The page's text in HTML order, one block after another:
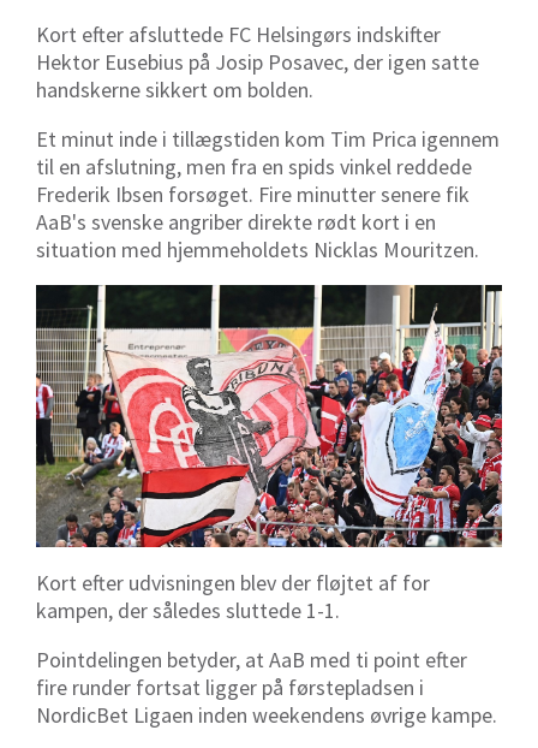
Kort efter afsluttede FC Helsingørs indskifter
Hektor Eusebius på Josip Posavec, der igen satte
handskerne sikkert om bolden.
Et minut inde i tillægstiden kom Tim Prica igennem
til en afslutning, men fra en spids vinkel reddede
Frederik Ibsen forsøget. Fire minutter senere fik
AaB's svenske angriber direkte rødt kort i en
situation med hjemmeholdets Nicklas Mouritzen.
Kort efter udvisningen blev der fløjtet af for
kampen, der således sluttede 1-1.
Pointdelingen betyder, at AaB med ti point efter
fire runder fortsat ligger på førstepladsen i
NordicBet Ligaen inden weekendens øvrige kampe.